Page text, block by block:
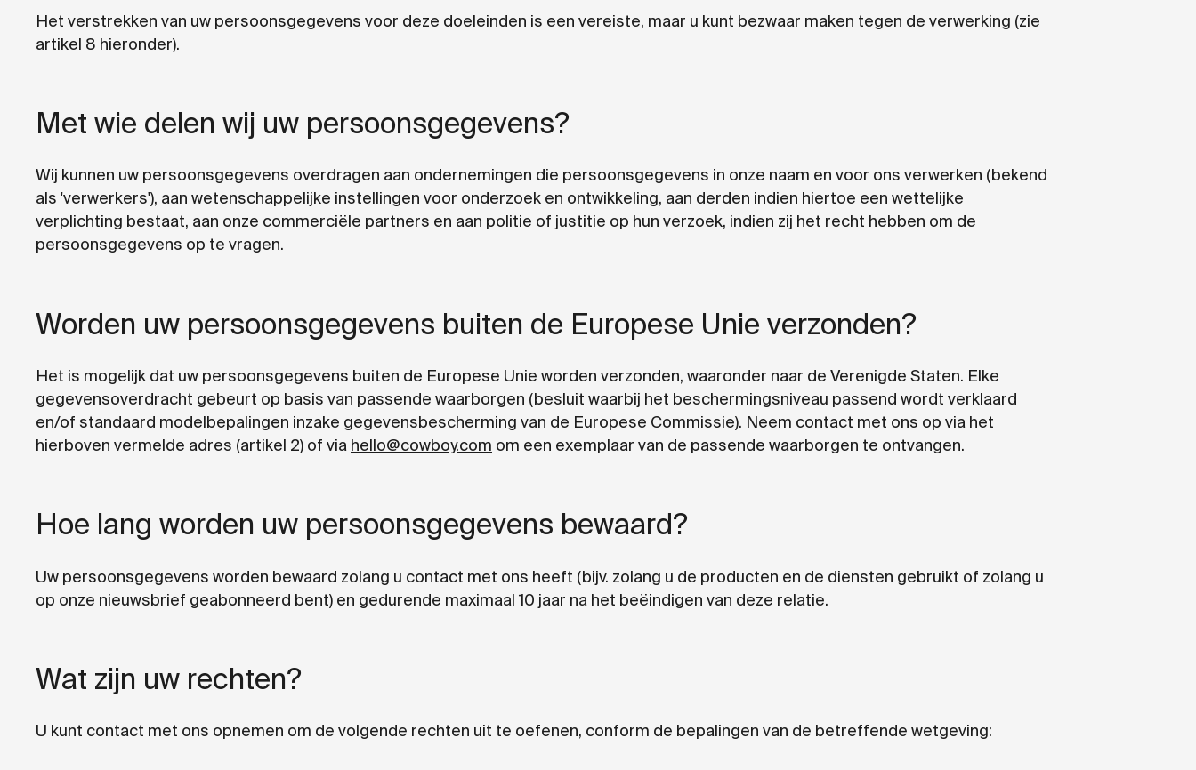
Het verstrekken van uw persoonsgegevens voor deze doeleinden is een vereiste, maar u kunt bezwaar maken tegen de verwerking (zie
artikel 8 hieronder).
Met wie delen wij uw persoonsgegevens?
Wij kunnen uw persoonsgegevens overdragen aan ondernemingen die persoonsgegevens in onze naam en voor ons verwerken (bekend
als 'verwerkers'), aan wetenschappelijke instellingen voor onderzoek en ontwikkeling, aan derden indien hiertoe een wettelijke
verplichting bestaat, aan onze commerciële partners en aan politie of justitie op hun verzoek, indien zij het recht hebben om de
persoonsgegevens op te vragen.
Worden uw persoonsgegevens buiten de Europese Unie verzonden?
Het is mogelijk dat uw persoonsgegevens buiten de Europese Unie worden verzonden, waaronder naar de Verenigde Staten. Elke
gegevensoverdracht gebeurt op basis van passende waarborgen (besluit waarbij het beschermingsniveau passend wordt verklaard
en/of standaard modelbepalingen inzake gegevensbescherming van de Europese Commissie). Neem contact met ons op via het
hierboven vermelde adres (artikel 2) of via hello@cowboy.com om een exemplaar van de passende waarborgen te ontvangen.
Hoe lang worden uw persoonsgegevens bewaard?
Uw persoonsgegevens worden bewaard zolang u contact met ons heeft (bijv. zolang u de producten en de diensten gebruikt of zolang u
op onze nieuwsbrief geabonneerd bent) en gedurende maximaal 10 jaar na het beëindigen van deze relatie.
Wat zijn uw rechten?
U kunt contact met ons opnemen om de volgende rechten uit te oefenen, conform de bepalingen van de betreffende wetgeving: